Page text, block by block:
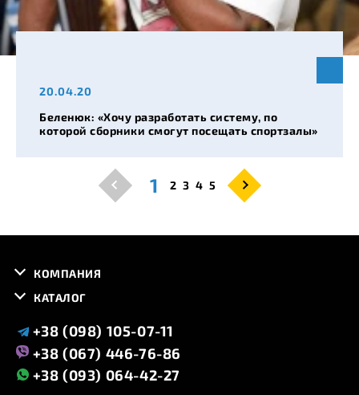
20.04.20
Беленюк: «Хочу разработать систему, по
которой сборники смогут посещать спортзалы»
1 2 3 4 5
КОМПАНИЯ
КАТАЛОГ
+38 (098) 105-07-11
+38 (067) 446-76-86
+38 (093) 064-42-27